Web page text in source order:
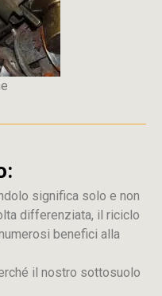
significa solo e non
differenziata, il riciclo
benefici alla
il nostro sottosuolo